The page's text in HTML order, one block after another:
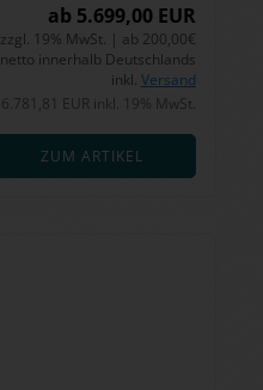
ab 5.699,00 EUR
zzgl. 19% MwSt. | ab 200,00€
netto innerhalb Deutschlands
inkl. Versand
6.781,81 EUR inkl. 19% MwSt.
ZUM ARTIKEL